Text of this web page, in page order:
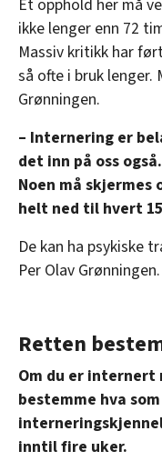
relevant innhold,
statistikk.
Vi deler bare
nettstedet med LO
innenfor analyse og
Et opphold her må
ikke lenger enn 72
Massiv kritikk har
så ofte i bruk
Grønningen.
– Internering er
det inn på oss
Noen må
helt ned til hvert
De kan ha psykiske
Per Olav Grønningen.
Retten
Om du er internert
bestemme hva
inntil fire uker.